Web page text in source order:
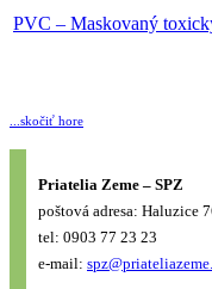
PVC – Maskovaný
...skočiť hore
Priatelia Zeme – SPZ
poštová adresa: Haluzice
tel: 0903 77 23 23
e-mail: